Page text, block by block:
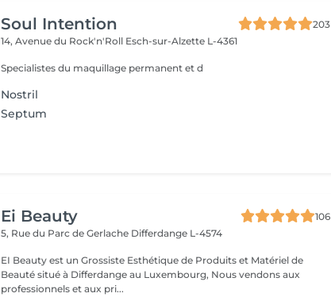
Soul Intention
203
14, Avenue du Rock'n'Roll Esch-sur-Alzette L-4361
Specialistes du maquillage permanent et d
Nostril
Septum
Ei Beauty
106
5, Rue du Parc de Gerlache Differdange L-4574
EI Beauty est un Grossiste Esthétique de Produits et Matériel de
Beauté situé à Differdange au Luxembourg, Nous vendons aux
professionnels et aux pri...